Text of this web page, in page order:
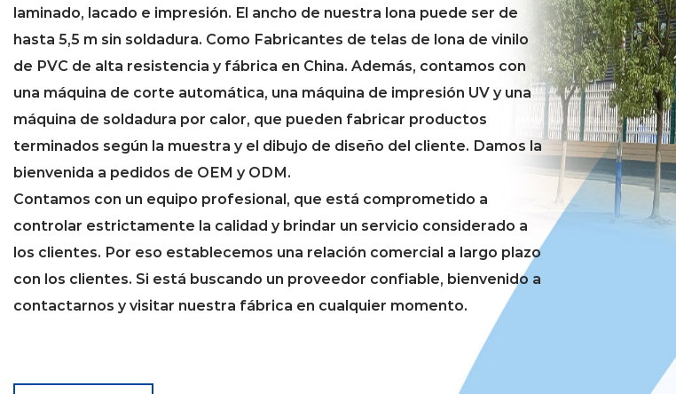
laminado, lacado e impresión. El ancho de nuestra lona puede ser de
hasta 5,5 m sin soldadura. Como Fabricantes de telas de lona de vinilo
de PVC de alta resistencia y fábrica en China. Además, contamos con
una máquina de corte automática, una máquina de impresión UV y una
máquina de soldadura por calor, que pueden fabricar productos
terminados según la muestra y el dibujo de diseño del cliente. Damos la
bienvenida a pedidos de OEM y ODM.
Contamos con un equipo profesional, que está comprometido a
controlar estrictamente la calidad y brindar un servicio considerado a
los clientes. Por eso establecemos una relación comercial a largo plazo
con los clientes. Si está buscando un proveedor confiable, bienvenido a
contactarnos y visitar nuestra fábrica en cualquier momento.